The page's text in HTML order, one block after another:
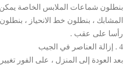
بنطلون شماعات الملابس الخاصة
المشابك ، بنطلون خط الانحياز ،
رأسا على عقب .
4 . إزالة العناصر في الجيب
بعد العودة إلى المنزل ، على الفور